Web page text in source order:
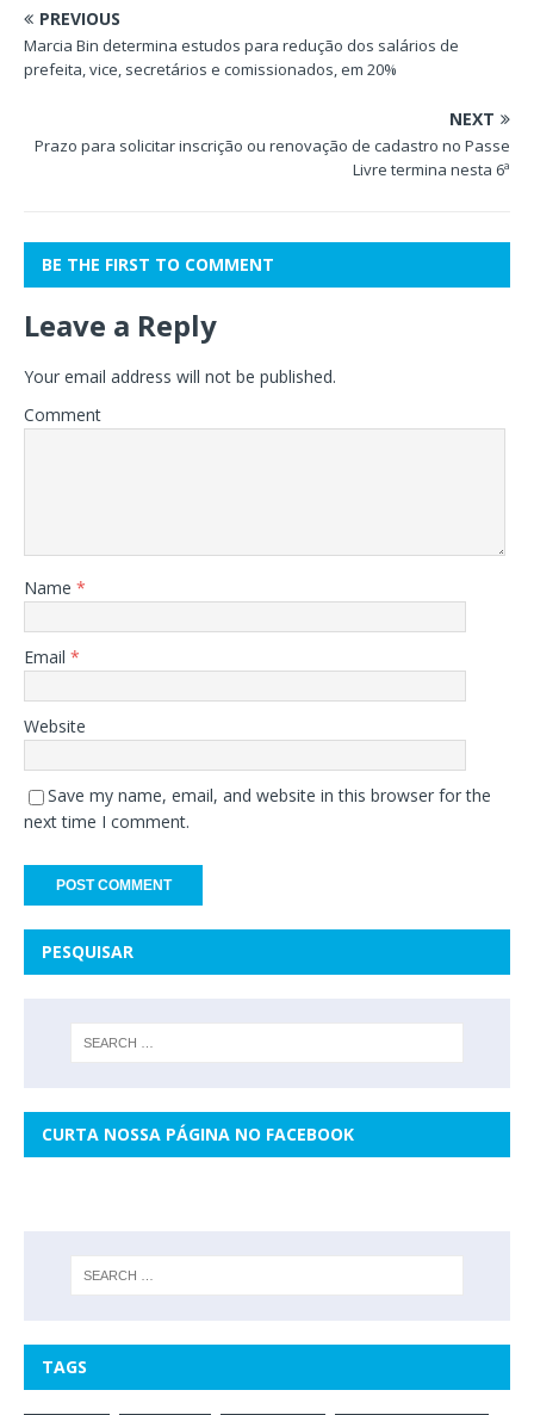
PREVIOUS
Marcia Bin determina estudos para redução dos salários de
prefeita, vice, secretários e comissionados, em 20%
NEXT
Prazo para solicitar inscrição ou renovação de cadastro no Passe
Livre termina nesta 6ª
BE THE FIRST TO COMMENT
Leave a Reply
Your email address will not be published.
Comment
Name *
Email *
Website
Save my name, email, and website in this browser for the
next time I comment.
PESQUISAR
CURTA NOSSA PÁGINA NO FACEBOOK
TAGS